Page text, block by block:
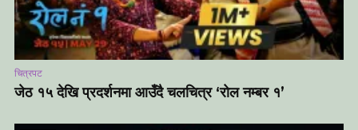
चित्रपट
जेठ १५ देखि प्रदर्शनमा आउँदै चलचित्र ‘रोल नम्बर १’